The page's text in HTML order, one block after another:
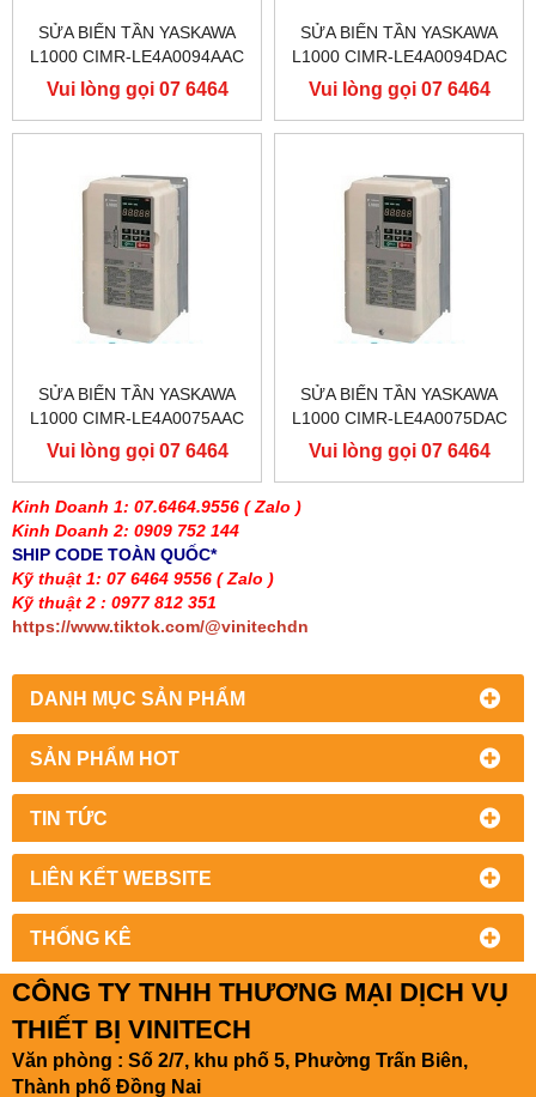
Kinh Doanh 1: 07.6464.9556 ( Zalo )
Kinh Doanh 2: 0909 752 144
SHIP CODE TOÀN QUỐC*
Kỹ thuật 1: 07 6464 9556 ( Zalo )
Kỹ thuật 2 : 0977 812 351
https://www.tiktok.com/@vinitechdn
DANH MỤC SẢN PHẨM
SẢN PHẨM HOT
TIN TỨC
LIÊN KẾT WEBSITE
THỐNG KÊ
SỬA BIẾN TẦN YASKAWA
L1000 CIMR-LE4A0094AAC
400V 45KW, BIẾN TẦN
YASKAWA L1000
Vui lòng gọi 07 6464
9556
SỬA BIẾN TẦN YASKAWA
L1000 CIMR-LE4A0094DAC
400V 45KW, BIẾN TẦN
YASKAWA L1000
Vui lòng gọi 07 6464
9556
SỬA BIẾN TẦN YASKAWA
L1000 CIMR-LE4A0075AAC
400V 37KW, BIẾN TẦN
YASKAWA L1000
Vui lòng gọi 07 6464
9556
SỬA BIẾN TẦN YASKAWA
L1000 CIMR-LE4A0075DAC
400V 37KW, BIẾN TẦN
YASKAWA L1000
Vui lòng gọi 07 6464
9556
CÔNG TY TNHH THƯƠNG MẠI DỊCH VỤ
THIẾT BỊ VINITECH
Văn phòng : Số 2/7, khu phố 5, Phường Trấn Biên,
Thành phố Đồng Nai